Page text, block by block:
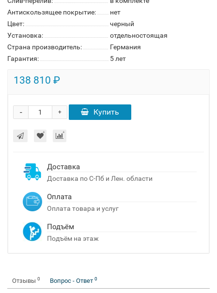
Антискользящее покрытие:
нет
Цвет:
черный
Установка:
отдельностоящая
Страна производитель:
Германия
Гарантия:
5 лет
138 810 ₽
+
- Купить
Доставка
Доставка по С-Пб и Лен. области
Оплата
Оплата товара и услуг
Подъём
Подъём на этаж
Отзывы 0 Вопрос - Ответ 0